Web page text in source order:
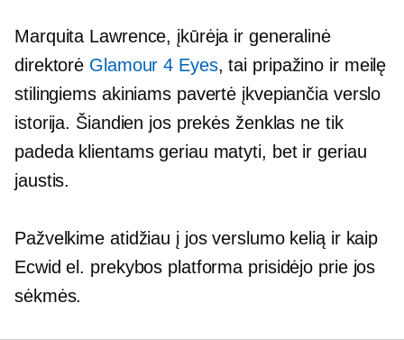
Marquita Lawrence, įkūrėja ir generalinė
direktorė Glamour 4 Eyes, tai pripažino ir meilę
stilingiems akiniams pavertė įkvepiančia verslo
istorija. Šiandien jos prekės ženklas ne tik
padeda klientams geriau matyti, bet ir geriau
jaustis.
Pažvelkime atidžiau į jos verslumo kelią ir kaip
Ecwid el. prekybos platforma prisidėjo prie jos
sėkmės.